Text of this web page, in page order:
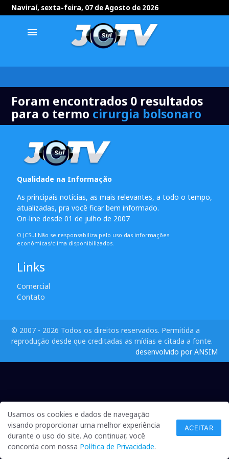
Naviraí, sexta-feira, 07 de Agosto de 2026
menu
Foram encontrados 0 resultados
para o termo cirurgia bolsonaro
Qualidade na Informação
As principais notícias, as mais relevantes, a todo o tempo,
atualizadas, pra você ficar bem informado.
On-line desde 01 de julho de 2007
O JCSul Não se responsabiliza pelo uso das informações
econômicas/clima disponibilizados.
Links
Comercial
Contato
© 2007 - 2026 Todos os direitos reservados. Permitida a
reprodução desde que creditadas as mídias e citada a fonte.
desenvolvido por ANSIM
Usamos os cookies e dados de navegação
visando proporcionar uma melhor experiência
durante o uso do site. Ao continuar, você
concorda com nossa Política de Privacidade.
ACEITAR